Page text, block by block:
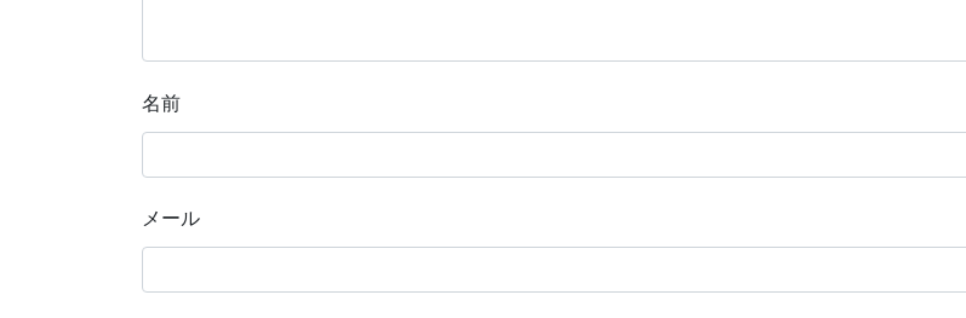
名前
メール